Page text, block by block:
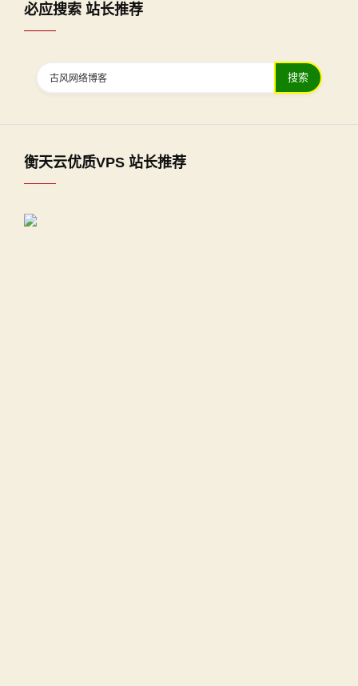
必应搜索 站长推荐
搜索
衡天云优质VPS 站长推荐